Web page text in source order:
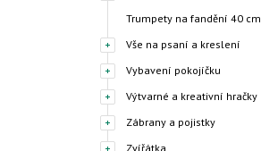
Trumpety na fandění 40 cm
Vše na psaní a kreslení
Vybavení pokojíčku
Výtvarné a kreativní hračky
Zábrany a pojistky
Zvířátka